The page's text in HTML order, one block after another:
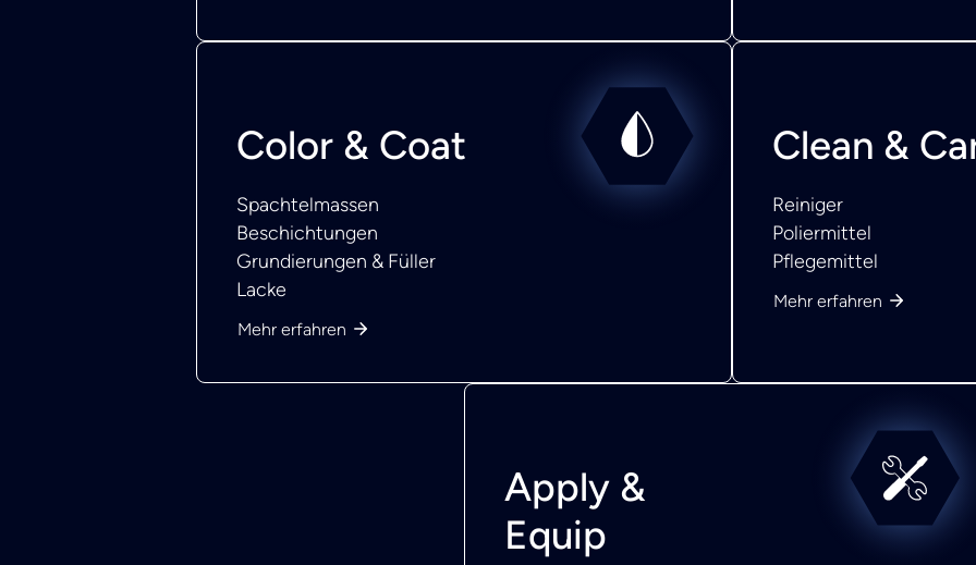
Color & Coat
Spachtelmassen
Beschichtungen
Grundierungen & Füller
Lacke
Mehr erfahren
Clean &
Reiniger
Poliermittel
Pflegemittel
Mehr erfahren
Apply &
Equip